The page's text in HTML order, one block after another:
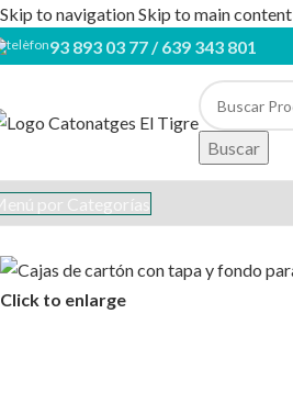
Skip to navigationSkip to main content
93 893 03 77 / 639 343 801
Buscar
por Categorías
Click to enlarge